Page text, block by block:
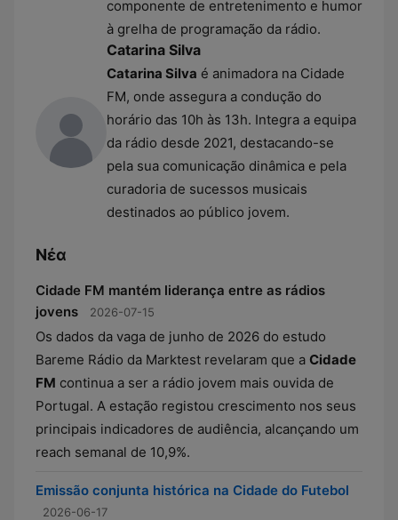
componente de entretenimento e humor
à grelha de programação da rádio.
Catarina Silva
Catarina Silva é animadora na Cidade
FM, onde assegura a condução do
horário das 10h às 13h. Integra a equipa
da rádio desde 2021, destacando-se
pela sua comunicação dinâmica e pela
curadoria de sucessos musicais
destinados ao público jovem.
Νέα
Cidade FM mantém liderança entre as rádios
jovens
2026-07-15
Os dados da vaga de junho de 2026 do estudo
Bareme Rádio da Marktest revelaram que a Cidade
FM continua a ser a rádio jovem mais ouvida de
Portugal. A estação registou crescimento nos seus
principais indicadores de audiência, alcançando um
reach semanal de 10,9%.
Emissão conjunta histórica na Cidade do Futebol
2026-06-17